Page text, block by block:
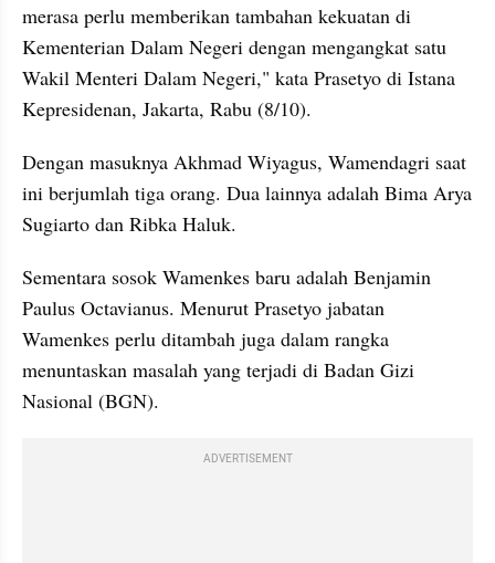
merasa perlu memberikan tambahan kekuatan di
Kementerian Dalam Negeri dengan mengangkat satu
Wakil Menteri Dalam Negeri," kata Prasetyo di Istana
Kepresidenan, Jakarta, Rabu (8/10).
Dengan masuknya Akhmad Wiyagus, Wamendagri saat
ini berjumlah tiga orang. Dua lainnya adalah Bima Arya
Sugiarto dan Ribka Haluk.
Sementara sosok Wamenkes baru adalah Benjamin
Paulus Octavianus. Menurut Prasetyo jabatan
Wamenkes perlu ditambah juga dalam rangka
menuntaskan masalah yang terjadi di Badan Gizi
Nasional (BGN).
ADVERTISEMENT